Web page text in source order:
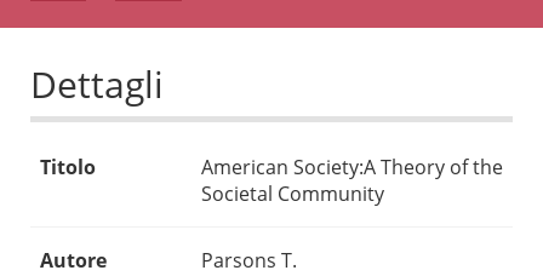
Dettagli
Titolo
American Society:A Theory of the
Societal Community
Autore Parsons T.